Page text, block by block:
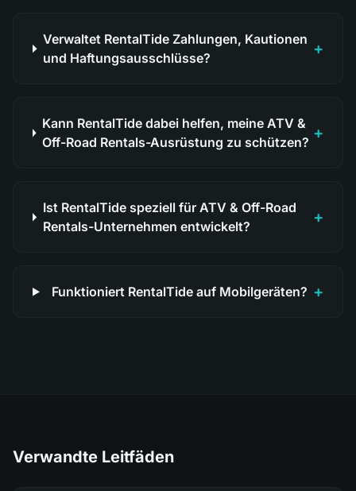
Verwaltet RentalTide Zahlungen, Kautionen
und Haftungsausschlüsse?
+
Kann RentalTide dabei helfen, meine ATV &
Off-Road Rentals-Ausrüstung zu schützen? +
Ist RentalTide speziell für ATV & Off-Road
Rentals-Unternehmen entwickelt?
+
Funktioniert RentalTide auf Mobilgeräten? +
Verwandte Leitfäden